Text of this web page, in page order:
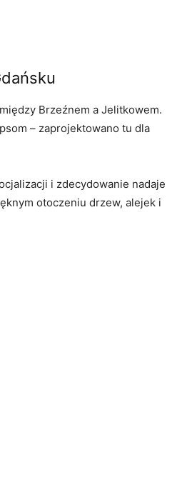
Brzeźnem a Jelitkowem.
– zaprojektowano tu dla
i zdecydowanie nadaje
otoczeniu drzew, alejek i